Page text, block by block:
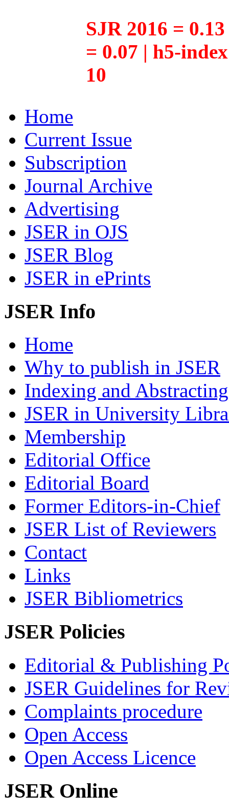
SJR 2016 =
= 0.07 | h5-
10
Home
Current Issue
Subscription
Journal Archive
Advertising
JSER in OJS
JSER Blog
JSER in ePrints
JSER Info
Home
Why to publish in JSER
Indexing and Abstracting
JSER in University
Membership
Editorial Office
Editorial Board
Former Editors-in-Chief
JSER List of Reviewers
Contact
Links
JSER Bibliometrics
JSER Policies
Editorial & Publishing
JSER Guidelines for
Complaints procedure
Open Access
Open Access Licence
JSER Online